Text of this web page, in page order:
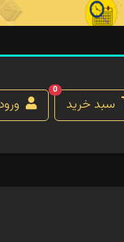
سبد خرید
0
ورود